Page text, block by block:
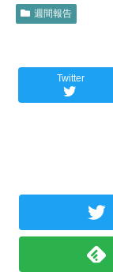
週間報告
Twitter